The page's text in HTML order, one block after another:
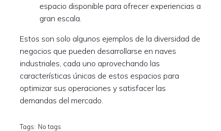
espacio disponible para ofrecer experiencias a
gran escala.
Estos son solo algunos ejemplos de la diversidad de
negocios que pueden desarrollarse en naves
industriales, cada uno aprovechando las
características únicas de estos espacios para
optimizar sus operaciones y satisfacer las
demandas del mercado.
Tags: No tags